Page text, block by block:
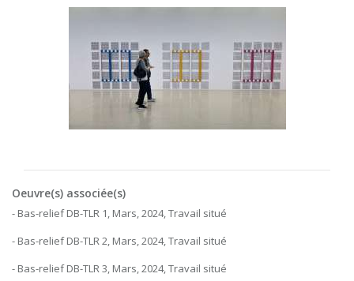
Oeuvre(s) associée(s)
- Bas-relief DB-TLR 1, Mars, 2024, Travail situé
- Bas-relief DB-TLR 2, Mars, 2024, Travail situé
- Bas-relief DB-TLR 3, Mars, 2024, Travail situé